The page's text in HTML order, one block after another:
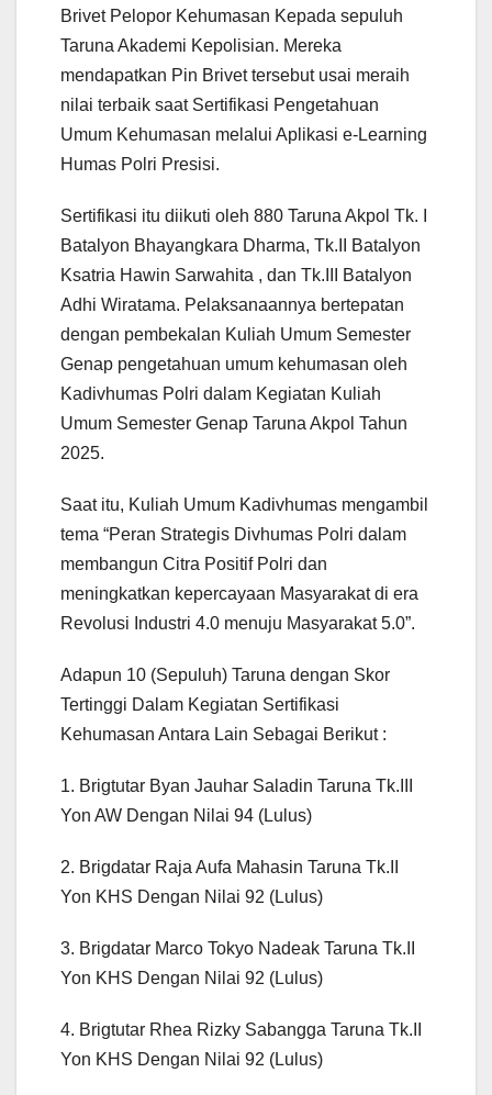
Brivet Pelopor Kehumasan Kepada sepuluh
Taruna Akademi Kepolisian. Mereka
mendapatkan Pin Brivet tersebut usai meraih
nilai terbaik saat Sertifikasi Pengetahuan
Umum Kehumasan melalui Aplikasi e-Learning
Humas Polri Presisi.
Sertifikasi itu diikuti oleh 880 Taruna Akpol Tk. I
Batalyon Bhayangkara Dharma, Tk.II Batalyon
Ksatria Hawin Sarwahita , dan Tk.III Batalyon
Adhi Wiratama. Pelaksanaannya bertepatan
dengan pembekalan Kuliah Umum Semester
Genap pengetahuan umum kehumasan oleh
Kadivhumas Polri dalam Kegiatan Kuliah
Umum Semester Genap Taruna Akpol Tahun
2025.
Saat itu, Kuliah Umum Kadivhumas mengambil
tema “Peran Strategis Divhumas Polri dalam
membangun Citra Positif Polri dan
meningkatkan kepercayaan Masyarakat di era
Revolusi Industri 4.0 menuju Masyarakat 5.0”.
Adapun 10 (Sepuluh) Taruna dengan Skor
Tertinggi Dalam Kegiatan Sertifikasi
Kehumasan Antara Lain Sebagai Berikut :
1. Brigtutar Byan Jauhar Saladin Taruna Tk.III
Yon AW Dengan Nilai 94 (Lulus)
2. Brigdatar Raja Aufa Mahasin Taruna Tk.II
Yon KHS Dengan Nilai 92 (Lulus)
3. Brigdatar Marco Tokyo Nadeak Taruna Tk.II
Yon KHS Dengan Nilai 92 (Lulus)
4. Brigtutar Rhea Rizky Sabangga Taruna Tk.II
Yon KHS Dengan Nilai 92 (Lulus)